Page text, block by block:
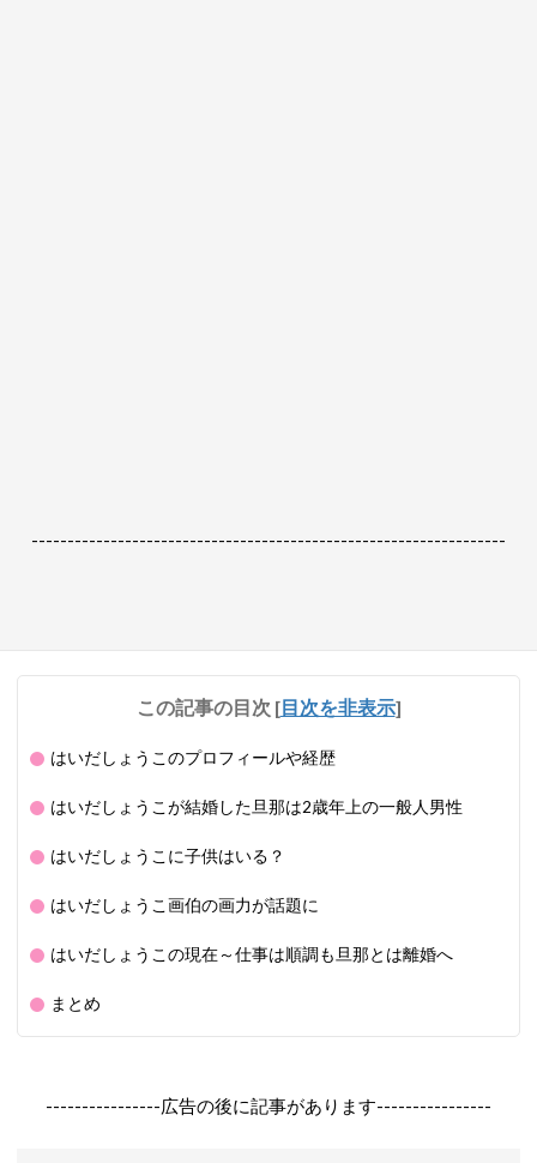
------------------------------------------------------------------
この記事の目次 [目次を非表示]
はいだしょうこのプロフィールや経歴
はいだしょうこが結婚した旦那は2歳年上の一般人男性
はいだしょうこに子供はいる？
はいだしょうこ画伯の画力が話題に
はいだしょうこの現在～仕事は順調も旦那とは離婚へ
まとめ
----------------広告の後に記事があります----------------